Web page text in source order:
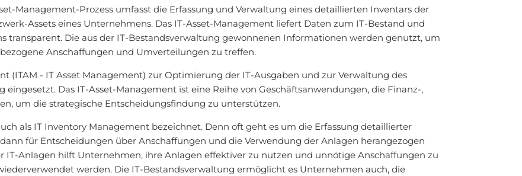
Management-Prozess umfasst die Erfassung und Verwaltung eines detaillierten Inventars der
Assets eines Unternehmens. Das IT-Asset-Management liefert Daten zum IT-Bestand und
transparent. Die aus der IT-Bestandsverwaltung gewonnenen Informationen werden genutzt, um
Anschaffungen und Umverteilungen zu treffen.
(ITAM - IT Asset Management) zur Optimierung der IT-Ausgaben und zur Verwaltung des
eingesetzt. Das IT-Asset-Management ist eine Reihe von Geschäftsanwendungen, die Finanz-,
um die strategische Entscheidungsfindung zu unterstützen.
als IT Inventory Management bezeichnet. Denn oft geht es um die Erfassung detaillierter
für Entscheidungen über Anschaffungen und die Verwendung der Anlagen herangezogen
IT-Anlagen hilft Unternehmen, ihre Anlagen effektiver zu nutzen und unnötige Anschaffungen zu
werden. Die IT-Bestandsverwaltung ermöglicht es Unternehmen auch, die